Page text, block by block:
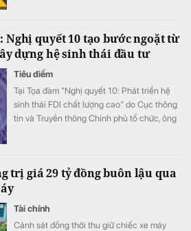
có khả năng mất vốn (nợ nhóm 5) tiếp tục
tăng gần 20%, lên sát 3.900 tỷ đồng.
Nghị quyết 10 tạo bước ngoặt từ
dựng hệ sinh thái đầu tư
Tiêu điểm
Tại Tọa đàm "Nghị quyết 10: Phát triển hệ
sinh thái FDI chất lượng cao" do Cục thông
tin và Truyền thông Chính phủ tổ chức, ông
không nằm ở các chính sách ưu đãi mới mà
ở sự thay đổi căn bản về tư duy phát triển.
trị giá 29 tỷ đồng buôn lậu qua
Tài chính
Cảnh sát đồng thời thu giữ chiếc xe máy